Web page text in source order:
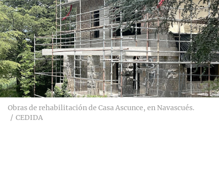
Obras de rehabilitación de Casa Ascunce, en Navascués.
CEDIDA